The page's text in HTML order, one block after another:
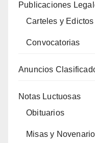
Publicaciones
Carteles y Edictos
Convocatorias
Anuncios
Notas Luctuosas
Obituarios
Misas y